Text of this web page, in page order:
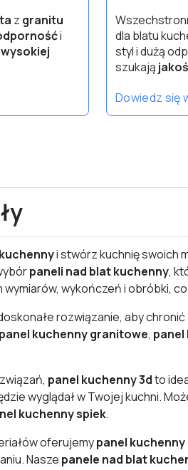
z granitu
i
wysokiej
dla blatu
styl i dużą
szukają
Dowiedz się
i stwórz kuchnię swoich
paneli nad blat kuchenny,
wykończeń i obróbki,
rozwiązanie, aby chronić
panel kuchenny granitowe, panel
panel kuchenny 3dto
wyglądał w Twojej kuchni.
kuchenny spiek.
oferujemypanel
Nasze panele nad blat